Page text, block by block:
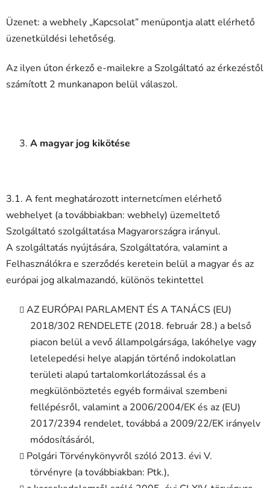
Üzenet: a webhely „Kapcsolat” menüpontja alatt elérhető
üzenetküldési lehetőség.
Az ilyen úton érkező e-mailekre a Szolgáltató az érkezéstől
számított 2 munkanapon belül válaszol.
A magyar jog kikötése
3.1. A fent meghatározott internetcímen elérhető
webhelyet (a továbbiakban: webhely) üzemeltető
Szolgáltató szolgáltatása Magyarországra irányul.
A szolgáltatás nyújtására, Szolgáltatóra, valamint a
Felhasználókra e szerződés keretein belül a magyar és az
európai jog alkalmazandó, különös tekintettel
AZ EURÓPAI PARLAMENT ÉS A TANÁCS (EU)
2018/302 RENDELETE (2018. február 28.) a belső
piacon belül a vevő állampolgársága, lakóhelye vagy
letelepedési helye alapján történő indokolatlan
területi alapú tartalomkorlátozással és a
megkülönböztetés egyéb formáival szembeni
fellépésről, valamint a 2006/2004/EK és az (EU)
2017/2394 rendelet, továbbá a 2009/22/EK irányelv
módosításáról,
Polgári Törvénykönyvről szóló 2013. évi V.
törvényre (a továbbiakban: Ptk.),